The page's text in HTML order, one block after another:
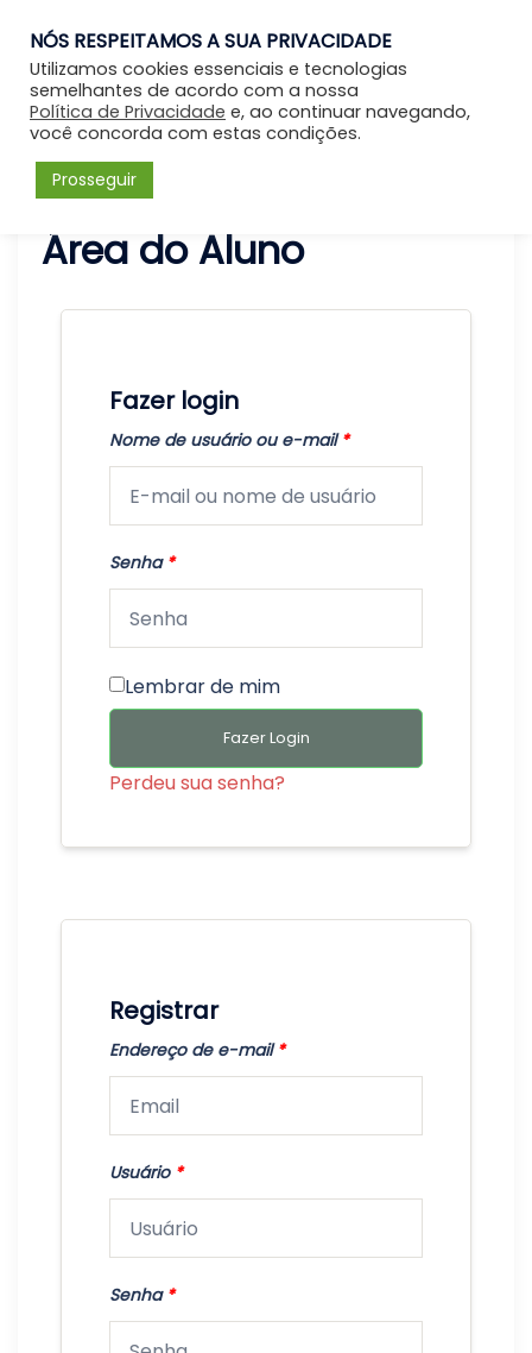
Entrar
Área do Aluno
Fazer login
Nome de usuário ou e-mail*
Senha *
Lembrar de mim
Fazer Login
Perdeu sua senha?
Registrar
Endereço de e-mail*
Usuário *
Senha *
NÓS RESPEITAMOS A SUA PRIVACIDADE
Utilizamos cookies essenciais e tecnologias
semelhantes de acordo com a nossa
Política de Privacidade e, ao continuar navegando,
você concorda com estas condições.
Prosseguir